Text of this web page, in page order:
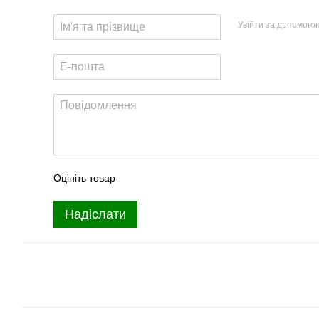
Увійти за
Оцініть товар
Надіслати